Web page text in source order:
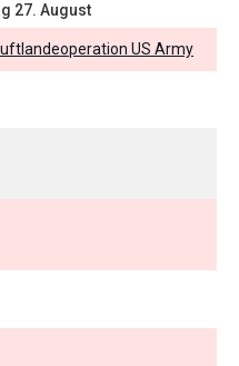
27. August
US Army